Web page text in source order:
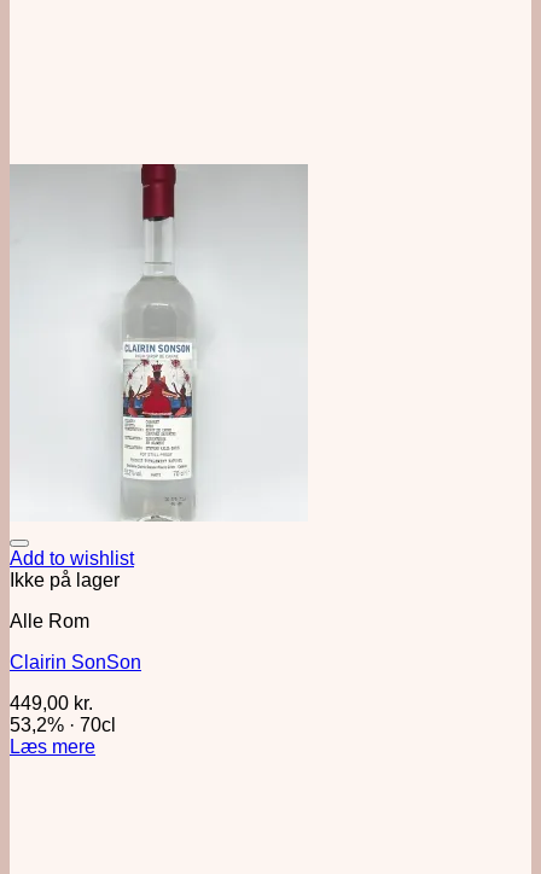
Add to wishlist
Ikke på lager
Alle Rom
Clairin SonSon
449,00 kr.
53,2% · 70cl
Læs mere